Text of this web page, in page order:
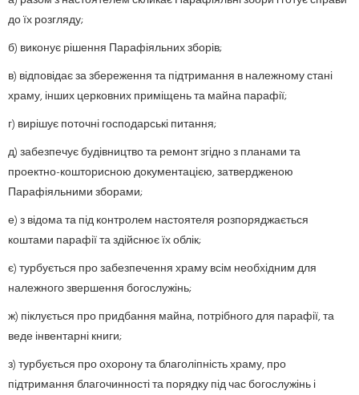
до їх розгляду;
б) виконує рішення Парафіяльних зборів;
в) відповідає за збереження та підтримання в належному стані
храму, інших церковних приміщень та майна парафії;
г) вирішує поточні господарські питання;
д) забезпечує будівництво та ремонт згідно з планами та
проектно-кошторисною документацією, затвердженою
Парафіяльними зборами;
е) з відома та під контролем настоятеля розпоряджається
коштами парафії та здійснює їх облік;
є) турбується про забезпечення храму всім необхідним для
належного звершення богослужінь;
ж) піклується про придбання майна, потрібного для парафії, та
веде інвентарні книги;
з) турбується про охорону та благоліпність храму, про
підтримання благочинності та порядку під час богослужінь і